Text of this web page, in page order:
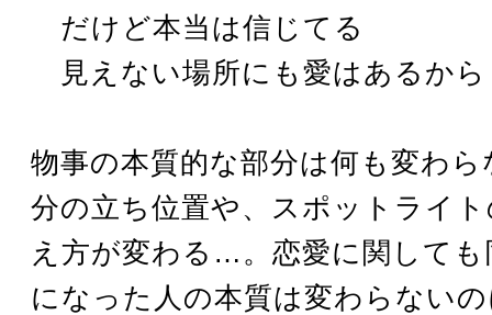
だけど本当は信じてる
見えない場所にも愛はあるから
物事の本質的な部分は何も変わ
分の立ち位置や、スポットライ
え方が変わる…。恋愛に関しても
になった人の本質は変わらない